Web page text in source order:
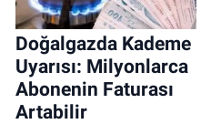
Doğalgazda Kademe
Uyarısı: Milyonlarca
Abonenin Faturası
Artabilir